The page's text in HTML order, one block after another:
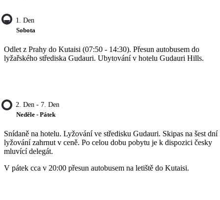
1. Den
Sobota
Odlet z Prahy do Kutaisi (07:50 - 14:30). Přesun autobusem do
lyžařského střediska Gudauri. Ubytování v hotelu Gudauri Hills.
2. Den - 7. Den
Neděle - Pátek
Snídaně na hotelu. Lyžování ve středisku Gudauri. Skipas na šest dní
lyžování zahrnut v ceně. Po celou dobu pobytu je k dispozici česky
mluvící delegát.
V pátek cca v 20:00 přesun autobusem na letiště do Kutaisi.